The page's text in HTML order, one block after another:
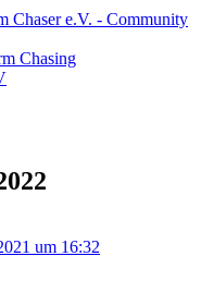
Chaser e.V. - Community
Chasing
um 16:32